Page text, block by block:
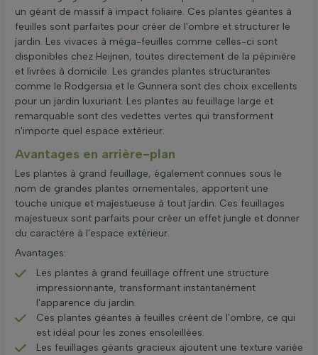
un géant de massif à impact foliaire. Ces plantes géantes à
feuilles sont parfaites pour créer de l'ombre et structurer le
jardin. Les vivaces à méga-feuilles comme celles-ci sont
disponibles chez Heijnen, toutes directement de la pépinière
et livrées à domicile. Les grandes plantes structurantes
comme le Rodgersia et le Gunnera sont des choix excellents
pour un jardin luxuriant. Les plantes au feuillage large et
remarquable sont des vedettes vertes qui transforment
n'importe quel espace extérieur.
Avantages en arrière-plan
Les plantes à grand feuillage, également connues sous le
nom de grandes plantes ornementales, apportent une
touche unique et majestueuse à tout jardin. Ces feuillages
majestueux sont parfaits pour créer un effet jungle et donner
du caractère à l'espace extérieur.
Avantages:
Les plantes à grand feuillage offrent une structure
impressionnante, transformant instantanément
l'apparence du jardin.
Ces plantes géantes à feuilles créent de l'ombre, ce qui
est idéal pour les zones ensoleillées.
Les feuillages géants gracieux ajoutent une texture variée